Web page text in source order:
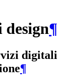
¶
digitali
¶